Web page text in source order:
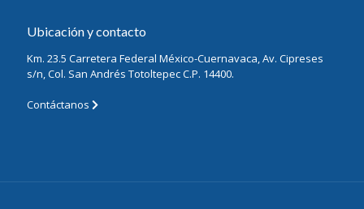
Ubicación y contacto
Km. 23.5 Carretera Federal México-Cuernavaca, Av. Cipreses
s/n, Col. San Andrés Totoltepec C.P. 14400.
Contáctanos